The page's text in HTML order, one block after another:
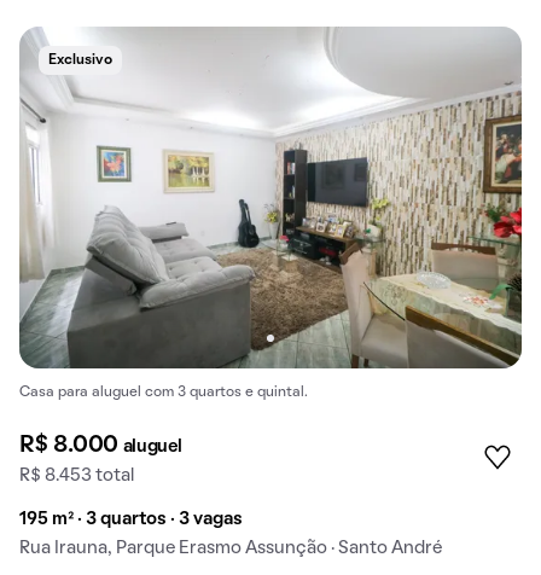
Exclusivo
Casa para aluguel com 3 quartos e quintal.
R$ 8.000 aluguel
R$ 8.453 total
195 m² · 3 quartos · 3 vagas
Rua Irauna, Parque Erasmo Assunção · Santo André